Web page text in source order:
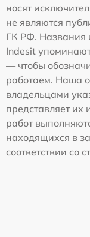
носят
не являются
ГК РФ. Названия
Indesit
— чтобы
работаем. Наша
владельцами
представляет
работ
находящихся в
соответствии со